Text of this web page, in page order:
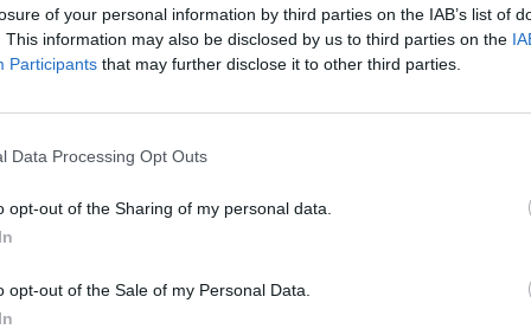
of your personal information by third parties on the IAB’s list of
This information may also be disclosed by us to third parties on the
Participants that may further disclose it to other third parties.
Data Processing Opt Outs
opt-out of the Sharing of my personal data.
opt-out of the Sale of my Personal Data.
stanie się centrum modlitwy, edukacji i działań
za wiarę.
tu dla Ciebie!
z życia Kościoła w Polsce i na świecie.
będzie coraz trudniejsze.